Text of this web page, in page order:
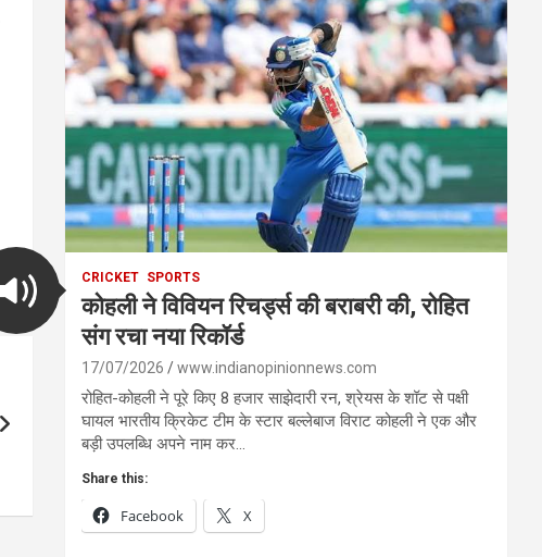
CRICKET SPORTS
कोहली ने विवियन रिचर्ड्स की बराबरी की, रोहित
संग रचा नया रिकॉर्ड
17/07/2026 www.indianopinionnews.com
रोहित-कोहली ने पूरे किए 8 हजार साझेदारी रन, श्रेयस के शॉट से पक्षी
घायल भारतीय क्रिकेट टीम के स्टार बल्लेबाज विराट कोहली ने एक और
बड़ी उपलब्धि अपने नाम कर…
Share this:
Facebook X